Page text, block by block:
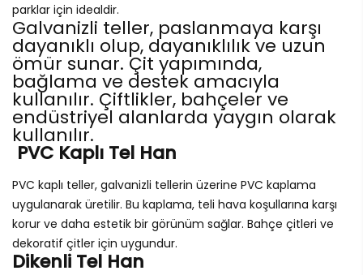
parklar için idealdir.
Galvanizli teller, paslanmaya karşı
dayanıklı olup, dayanıklılık ve uzun
ömür sunar. Çit yapımında,
bağlama ve destek amacıyla
kullanılır. Çiftlikler, bahçeler ve
endüstriyel alanlarda yaygın olarak
kullanılır.
PVC Kaplı Tel Han
PVC kaplı teller, galvanizli tellerin üzerine PVC kaplama
uygulanarak üretilir. Bu kaplama, teli hava koşullarına karşı
korur ve daha estetik bir görünüm sağlar. Bahçe çitleri ve
dekoratif çitler için uygundur.
Dikenli Tel Han